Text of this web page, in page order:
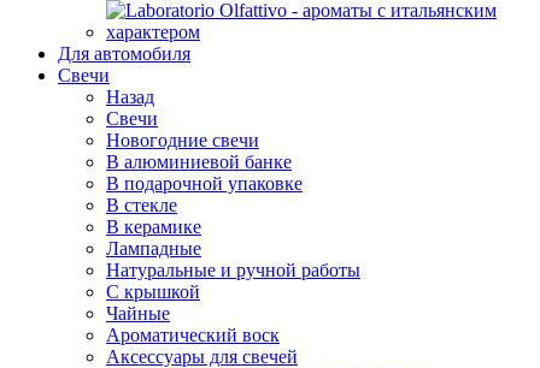
Для автомобиля
Свечи
Назад
Свечи
Новогодние свечи
В алюминиевой банке
В подарочной упаковке
В стекле
В керамике
Лампадные
Натуральные и ручной работы
С крышкой
Чайные
Ароматический воск
Аксессуары для свечей